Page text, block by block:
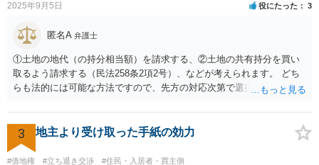
メリットデメリットありますので価値判断の問題といえそうです。
2025年9月5日 役にたった 3
匿名A 弁護士
①土地の地代（の持分相当額）を請求する、②土地の共有持分を買い
取るよう請求する（民法258条2項2号）、などが考えられます。 どち
らも法的には可能な方法ですので、先方の対応次第で選択することに
は②を求めて訴訟を提起することになるかと存じます。）
3 地主より受け取った手紙の効力
#借地権 #立ち退き交渉 #住民・入居者・買主側